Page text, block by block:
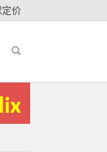
定价